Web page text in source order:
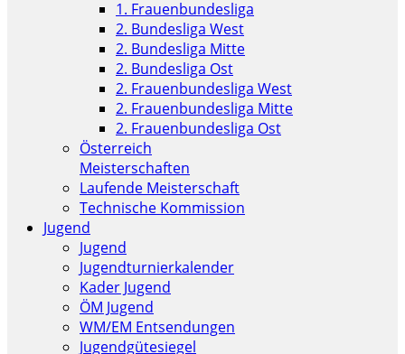
1. Frauenbundesliga
2. Bundesliga West
2. Bundesliga Mitte
2. Bundesliga Ost
2. Frauenbundesliga West
2. Frauenbundesliga Mitte
2. Frauenbundesliga Ost
Österreich
Meisterschaften
Laufende Meisterschaft
Technische Kommission
Jugend
Jugend
Jugendturnierkalender
Kader Jugend
ÖM Jugend
WM/EM Entsendungen
Jugendgütesiegel